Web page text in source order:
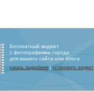
Бесплатный виджет
с фотографиями города
для вашего сайта или блога
узнать подробнее установить виджет